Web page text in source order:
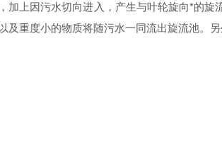
，加上因污水切向进入，产生与叶轮旋向*
重度小的物质将随污水一同流出旋流池。另外